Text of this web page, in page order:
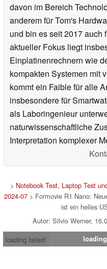
davon im Bereich
anderem für Tom's
und bin es seit 2017 auch
aktueller Fokus liegt
Einplatinenrechnern wie
kompakten Systemen mit
kommt ein Faible für alle
insbesondere für
als Laboringenieur
naturwissenschaftliche
Interpretation komplexer
> Notebook Test, Laptop Test
2024-07> Formovie R1 Nano:
ist ein helles
Autor: Silvio Werner,
loading failed!